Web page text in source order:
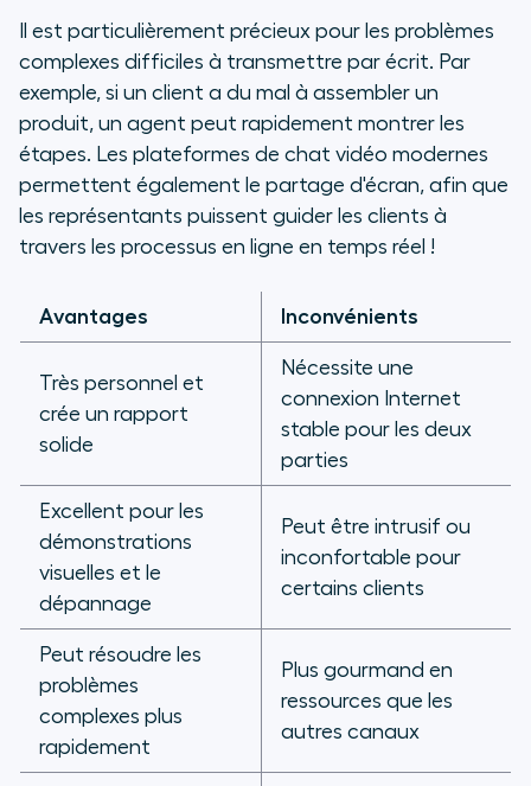
Il est particulièrement précieux pour les problèmes
complexes difficiles à transmettre par écrit. Par
exemple, si un client a du mal à assembler un
produit, un agent peut rapidement montrer les
étapes. Les plateformes de chat vidéo modernes
permettent également le partage d'écran, afin que
les représentants puissent guider les clients à
travers les processus en ligne en temps réel !
Avantages Inconvénients
Très personnel et
crée un rapport
solide
Nécessite une
connexion Internet
stable pour les deux
parties
Excellent pour les
démonstrations
visuelles et le
dépannage
Peut être intrusif ou
inconfortable pour
certains clients
Peut résoudre les
problèmes
complexes plus
rapidement
Plus gourmand en
ressources que les
autres canaux